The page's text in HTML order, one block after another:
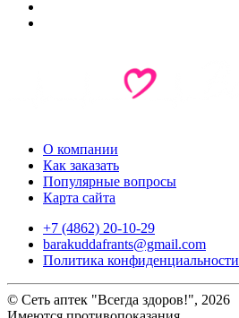
О компании
Как заказать
Популярные вопросы
Карта сайта
+7 (4862) 20-10-29
barakuddafrants@gmail.com
Политика конфиденциальности
© Сеть аптек "Всегда здоров!", 2026